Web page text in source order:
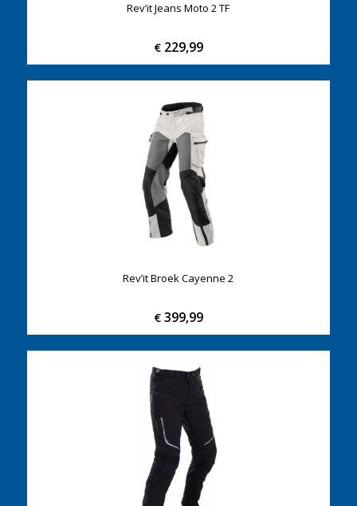
Rev’it Jeans Moto 2 TF
€229,99
Rev’it Broek Cayenne 2
€399,99